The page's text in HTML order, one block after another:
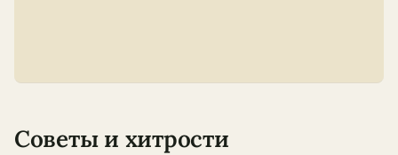
Советы и хитрости